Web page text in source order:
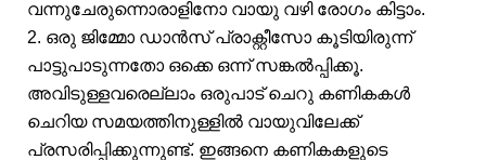
വന്നുചേരുന്നൊരാളിനോ വായു വഴി രോഗം കിട്ടാം.
2. ഒരു ജിമ്മോ ഡാൻസ് പ്രാക്റ്റീസോ കൂടിയിരുന്ന്
പാട്ടുപാടുന്നതോ ഒക്കെ ഒന്ന് സങ്കൽപ്പിക്കൂ.
അവിടുള്ളവരെല്ലാം ഒരുപാട് ചെറു കണികകൾ
ചെറിയ സമയത്തിനുള്ളിൽ വായുവിലേക്ക്
പ്രസരിപ്പിക്കുന്നുണ്ട്. ഇങ്ങനെ കണികകളുടെ